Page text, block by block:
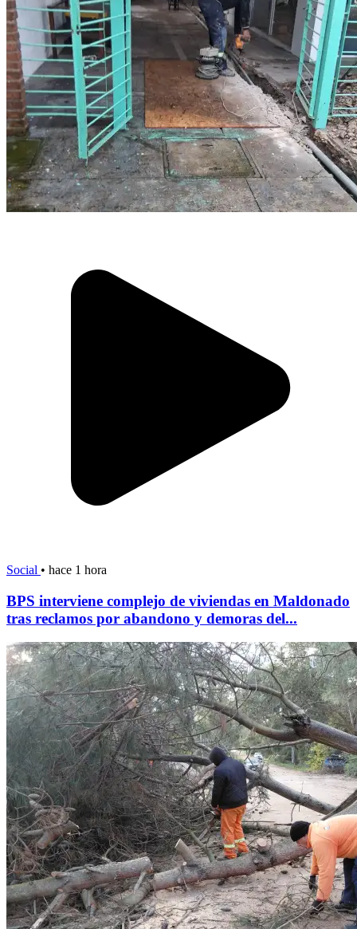
Social • hace 1 hora
BPS interviene complejo de viviendas en Maldonado
tras reclamos por abandono y demoras del...